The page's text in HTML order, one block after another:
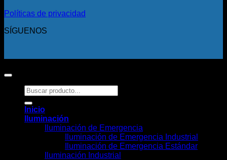
Políticas de privacidad
SÍGUENOS
Buscar
por:
Inicio
Iluminación
Iluminación de Emergencia
Iluminación de Emergencia Industrial
Iluminación de Emergencia Estándar
Iluminación Industrial